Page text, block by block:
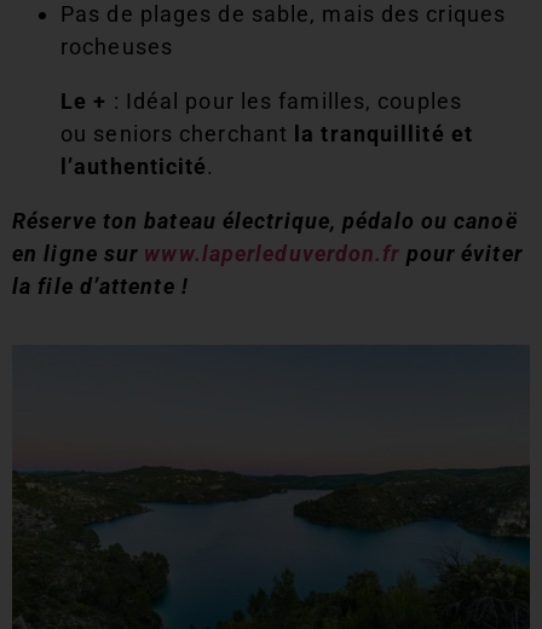
Pas de plages de sable, mais des criques
rocheuses
Le + : Idéal pour les familles, couples
ou seniors cherchant
la tranquillité et
l’authenticité.
Réserve ton bateau électrique, pédalo ou canoë
en ligne sur www.laperleduverdon.fr pour éviter
la file d’attente !